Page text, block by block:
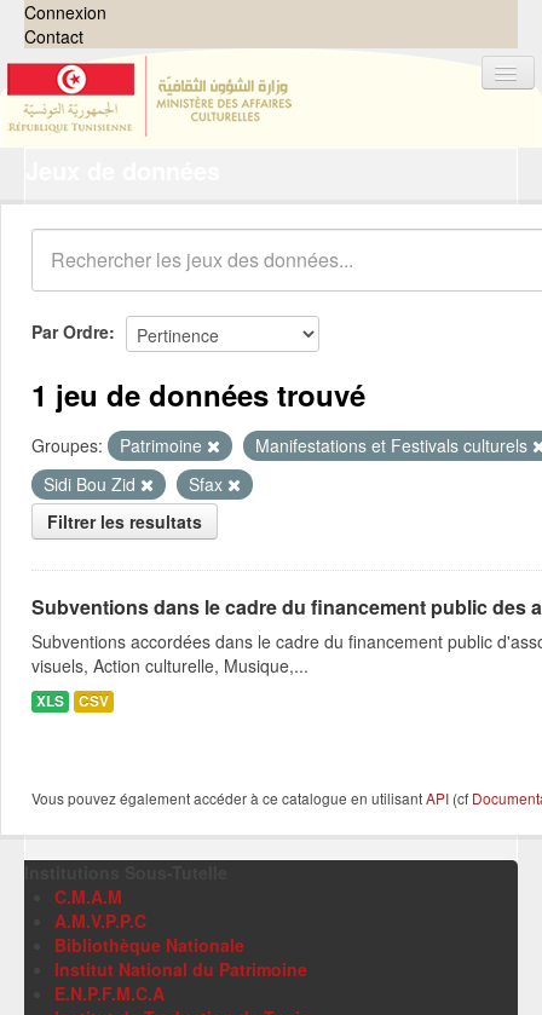
Connexion
Contact
Organisations
Groupes
Demandes 0
À propos
Par Ordre
1 jeu de données trouvé
Groupes: Patrimoine
Manifestations et Festivals culturels
Sidi Bou Zid
Sfax
Filtrer les resultats
Subventions dans le cadre du financement public des
Subventions accordées dans le cadre du financement public
visuels, Action culturelle, Musique,...
XLS CSV
Vous pouvez également accéder à ce catalogue en utilisantAPI (cf
C.M.A.M
A.M.V.P.P.C
Bibliothèque Nationale
Institut National du Patrimoine
E.N.P.F.M.C.A